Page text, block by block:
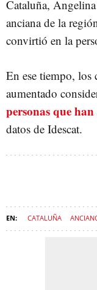
Cataluña,
anciana de la
convirtió en la
En ese tiempo, los
aumentado
personas que
datos de Idescat.
CATALUÑA